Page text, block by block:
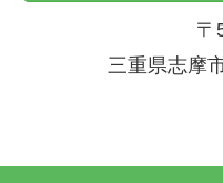
〒
三重県志摩